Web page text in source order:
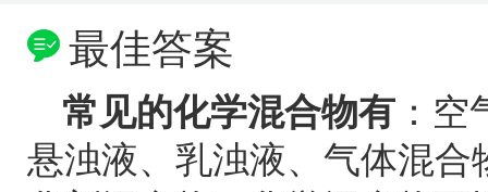
最佳答案
常见的化学混合物有 ：
悬浊液、乳浊液、气体混